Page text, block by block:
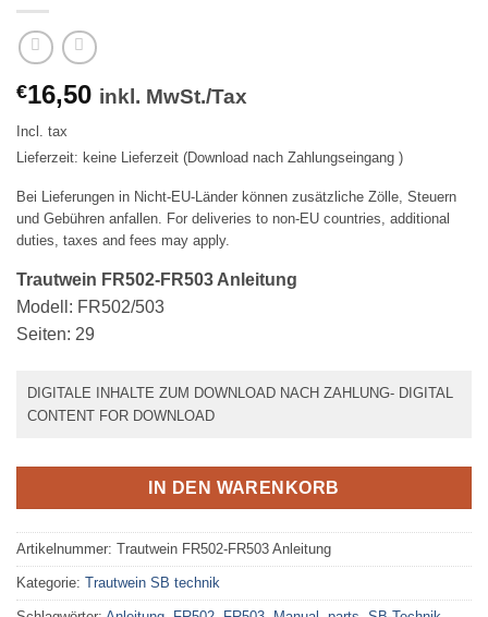
€16,50 inkl. MwSt./Tax
Incl. tax
Lieferzeit: keine Lieferzeit (Download nach Zahlungseingang )
Bei Lieferungen in Nicht-EU-Länder können zusätzliche Zölle, Steuern
und Gebühren anfallen. For deliveries to non-EU countries, additional
duties, taxes and fees may apply.
Trautwein FR502-FR503 Anleitung
Modell: FR502/503
Seiten: 29
DIGITALE INHALTE ZUM DOWNLOAD NACH ZAHLUNG- DIGITAL
CONTENT FOR DOWNLOAD
IN DEN WARENKORB
Artikelnummer: Trautwein FR502-FR503 Anleitung
Kategorie: Trautwein SB technik